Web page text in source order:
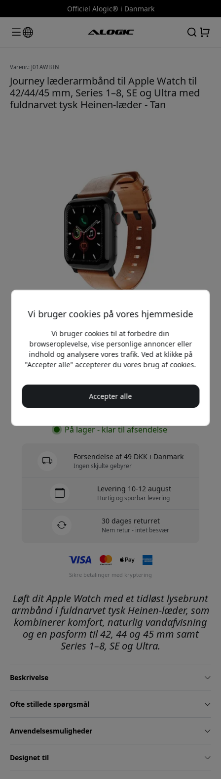
Officiel Alogic® i Danmark
Varenr.: J01AWBTN
Journey læderarmbånd til Apple Watch til
42/44/45 mm, Series 1–8, SE og Ultra med
fuldnarvet tysk Heinen-læder - Tan
Anbefalet pris
Køb nu
På lager - klar til afsendelse
Forsendelse af 49 DKK i Danmark
Ingen skjulte gebyrer
Levering 10-12 august
Hurtig og sporbar levering
30 dages returret
Nem retur - intet besvær
Sikre betalinger med kryptering
Løft dit Apple Watch med et tidløst lysebrunt
armbånd i fuldnarvet tysk Heinen-læder, som
kombinerer komfort, naturlig vandafvisning
og en pasform til 42, 44 og 45 mm samt
Series 1–8, SE og Ultra.
Beskrivelse
Ofte stillede spørgsmål
Anvendelsesmuligheder
Designet til
Vi bruger cookies på vores hjemmeside
Vi bruger cookies til at forbedre din
browseroplevelse, vise personlige annoncer eller
indhold og analysere vores trafik. Ved at klikke på
"Accepter alle" accepterer du vores brug af cookies.
Accepter alle